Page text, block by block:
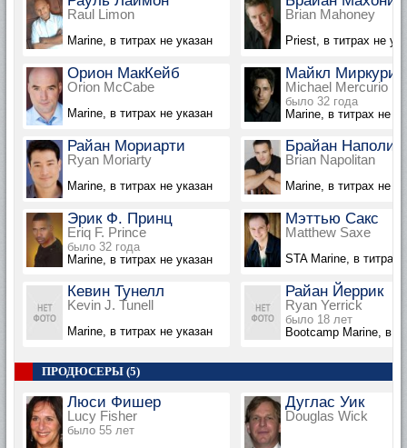
Raul Limon
Marine, в титрах не указан
Brian Mahoney
Priest, в титрах не
Орион МакКейб
Orion McCabe
Marine, в титрах не указан
Майкл Миркурио
Michael Mercurio
было 32 года
Marine, в титрах не
Райан Мориарти
Ryan Moriarty
Marine, в титрах не указан
Брайан
Brian Napolitan
Marine, в титрах не
Эрик Ф. Принц
Eriq F. Prince
было 32 года
Marine, в титрах не указан
Мэттью Сакс
Matthew Saxe
STA Marine, в титрах
Кевин Тунелл
Kevin J. Tunell
Marine, в титрах не указан
Райан Йеррик
Ryan Yerrick
было 18 лет
Bootcamp Marine, в
ПРОДЮСЕРЫ (5)
Люси Фишер
Lucy Fisher
было 55 лет
Дуглас Уик
Douglas Wick